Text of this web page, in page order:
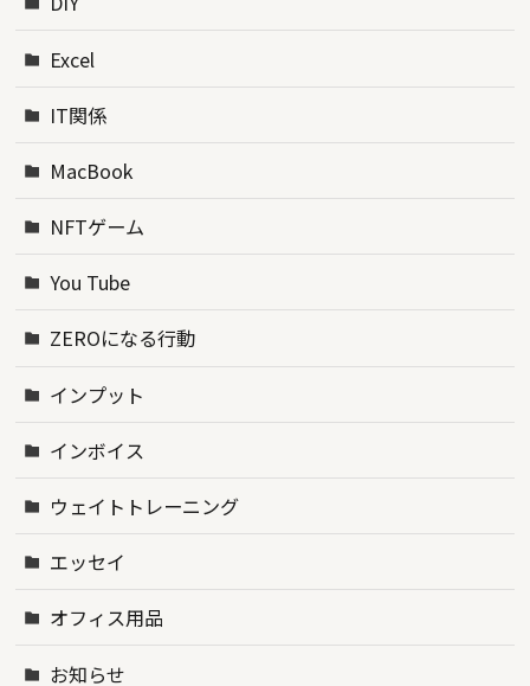
Excel
IT関係
MacBook
NFTゲーム
You Tube
ZEROになる行動
インプット
インボイス
ウェイトトレーニング
エッセイ
オフィス用品
お知らせ